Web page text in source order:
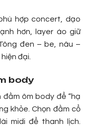
hợp concert, dạo
hơn, layer áo giữ
đen – be, nâu –
đại.
body
ôm body để “hạ
khỏe. Chọn đầm cổ
midi để thanh lịch.